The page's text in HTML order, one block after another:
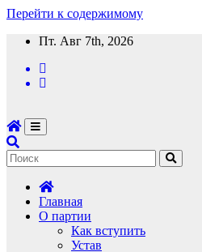
Перейти к содержимому
Пт. Авг 7th, 2026
Главная
О партии
Как вступить
Устав